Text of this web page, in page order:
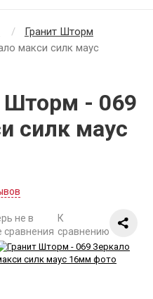
Гранит Шторм
макси силк маус
Шторм - 069
силк маус
К
сравнению